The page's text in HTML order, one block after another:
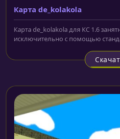
Карта de_kolakola
Карта de_kolakola для КС 1.6
исключительно с помощью